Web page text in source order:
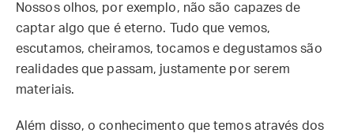
Nossos olhos, por exemplo, não são capazes de
captar algo que é eterno. Tudo que vemos,
escutamos, cheiramos, tocamos e degustamos são
realidades que passam, justamente por serem
materiais.
Além disso, o conhecimento que temos através dos